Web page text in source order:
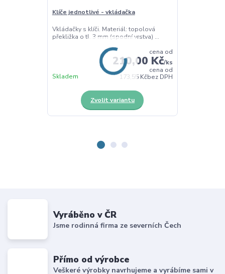
Klíče jednotlivé - vkládačka
Vkládačky s klíči. Materiál: topolová
překližka o tl. 3 mm (spodní vrstva) ...
cena od
210,00 Kč/ks
cena od
173,55 Kčbez DPH
Skladem
Zvolit variantu
Vyráběno v ČR
Jsme rodinná firma ze severních Čech
Přímo od výrobce
Veškeré výrobky navrhujeme a vyrábíme sami v